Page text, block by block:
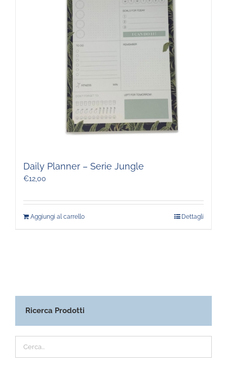
Daily Planner – Serie Jungle
€12,00
Aggiungi al carrello Dettagli
Ricerca Prodotti